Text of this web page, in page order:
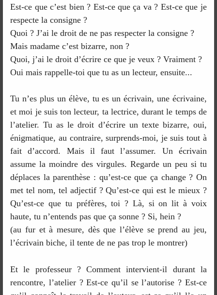
Est-ce que c’est bien ? Est-ce que ça va ? Est-ce que je
respecte la consigne ?
Quoi ? J’ai le droit de ne pas respecter la consigne ?
Mais madame c’est bizarre, non ?
Quoi, j’ai le droit d’écrire ce que je veux ? Vraiment ?
Oui mais rappelle-toi que tu as un lecteur, ensuite...
Tu n’es plus un élève, tu es un écrivain, une écrivaine,
et moi je suis ton lecteur, ta lectrice, durant le temps de
l’atelier. Tu as le droit d’écrire un texte bizarre, oui,
énigmatique, au contraire, surprends-moi, je suis tout à
fait d’accord. Mais il faut l’assumer. Un écrivain
assume la moindre des virgules. Regarde un peu si tu
déplaces la parenthèse : qu’est-ce que ça change ? On
met tel nom, tel adjectif ? Qu’est-ce qui est le mieux ?
Qu’est-ce que tu préfères, toi ? Là, si on lit à voix
haute, tu n’entends pas que ça sonne ? Si, hein ?
(au fur et à mesure, dès que l’élève se prend au jeu,
l’écrivain biche, il tente de ne pas trop le montrer)
Et le professeur ? Comment intervient-il durant la
rencontre, l’atelier ? Est-ce qu’il se l’autorise ? Est-ce